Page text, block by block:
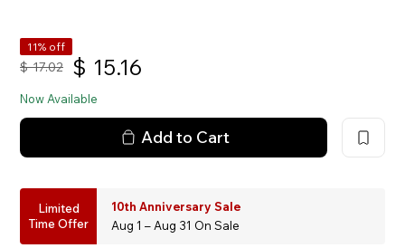
11% off
$ 17.02 $ 15.16
Now Available
Add to Cart
Limited
Time Offer
10th Anniversary Sale
Aug 1 – Aug 31 On Sale